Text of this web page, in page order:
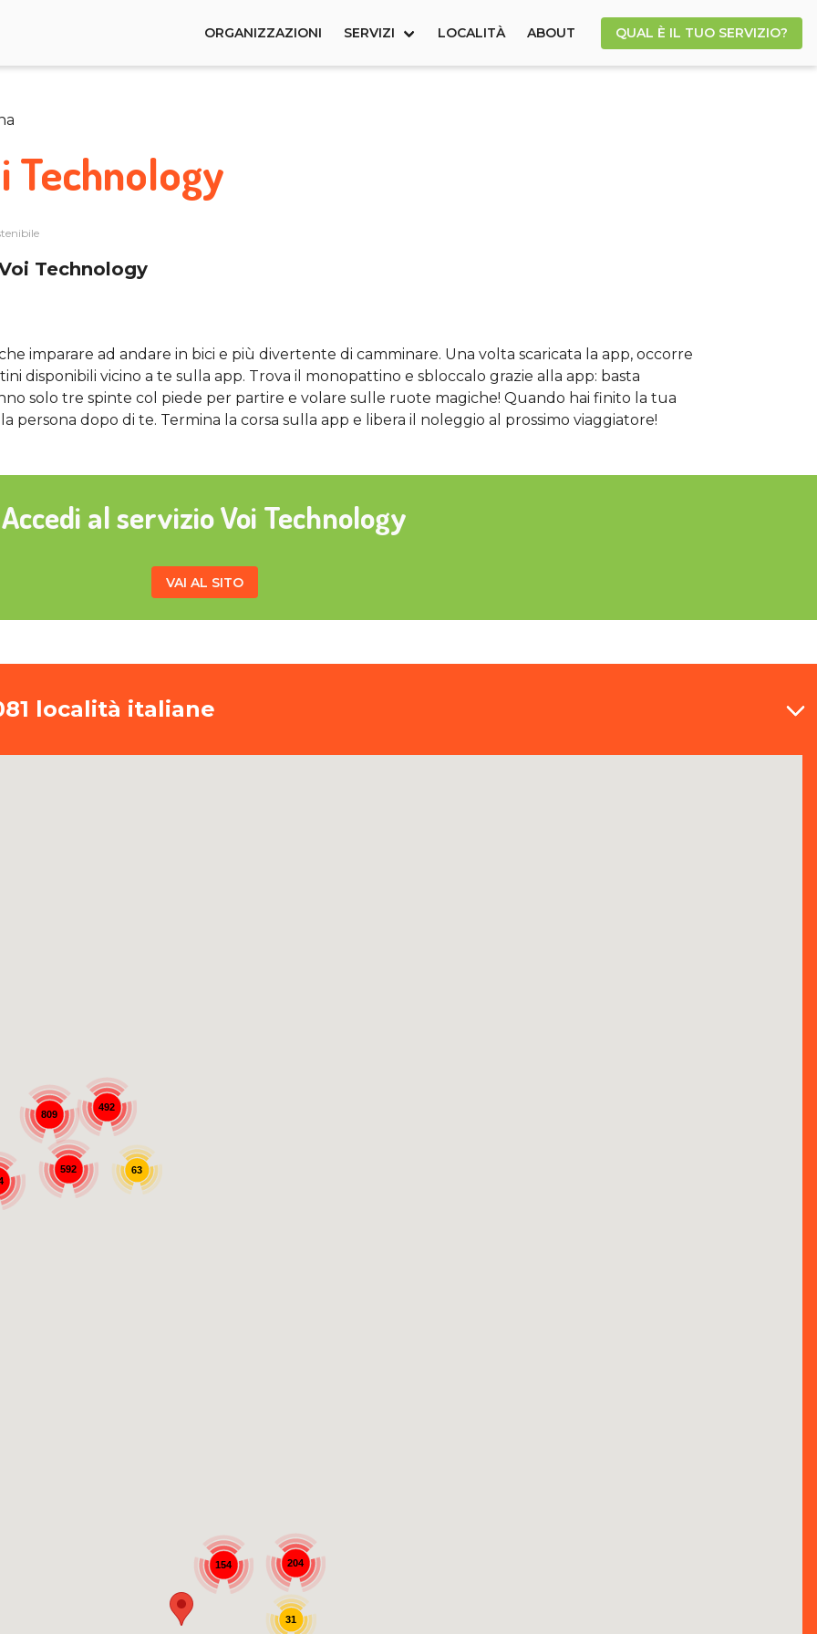
ORGANIZZAZIONI SERVIZI LOCALITÀ ABOUT QUAL È IL TUO SERVIZIO?
Technology
Technology
imparare ad andare in bici e più divertente di camminare. Una volta scaricata la app, occorre
disponibili vicino a te sulla app. Trova il monopattino e sbloccalo grazie alla app: basta
solo tre spinte col piede per partire e volare sulle ruote magiche! Quando hai finito la tua
persona dopo di te. Termina la corsa sulla app e libera il noleggio al prossimo viaggiatore!
Accedi al servizio Voi Technology
VAI AL SITO
località italiane
809
492
592
63
154 204
31